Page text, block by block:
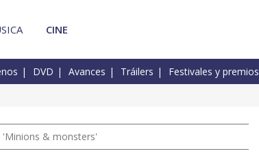
CINE
DVD Avances Tráilers Festivales y premios
'Minions & monsters'